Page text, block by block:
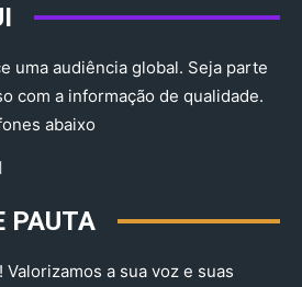
uma audiência global. Seja parte
com a informação de qualidade.
abaixo
PAUTA
a sua voz e suas